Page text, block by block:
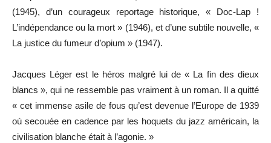
(1945), d’un courageux reportage historique, « Doc-Lap !
L’indépendance ou la mort » (1946), et d’une subtile nouvelle, «
La justice du fumeur d’opium » (1947).
Jacques Léger est le héros malgré lui de « La fin des dieux
blancs », qui ne ressemble pas vraiment à un roman. Il a quitté
« cet immense asile de fous qu’est devenue l’Europe de 1939
où secouée en cadence par les hoquets du jazz américain, la
civilisation blanche était à l’agonie. »